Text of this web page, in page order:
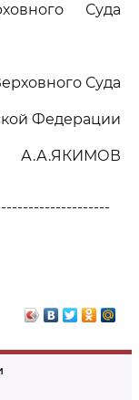
Суда
Суда
Федерации
А.А.ЯКИМОВ